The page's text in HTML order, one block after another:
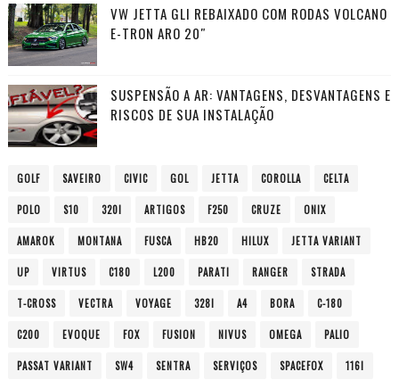
VW JETTA GLI REBAIXADO COM RODAS VOLCANO
E-TRON ARO 20″
SUSPENSÃO A AR: VANTAGENS, DESVANTAGENS E
RISCOS DE SUA INSTALAÇÃO
GOLF SAVEIRO CIVIC GOL JETTA COROLLA CELTA
POLO S10 320I ARTIGOS F250 CRUZE ONIX
AMAROK MONTANA FUSCA HB20 HILUX JETTA VARIANT
UP VIRTUS C180 L200 PARATI RANGER STRADA
T-CROSS VECTRA VOYAGE 328I A4 BORA C-180
C200 EVOQUE FOX FUSION NIVUS OMEGA PALIO
PASSAT VARIANT SW4 SENTRA SERVIÇOS SPACEFOX 116I